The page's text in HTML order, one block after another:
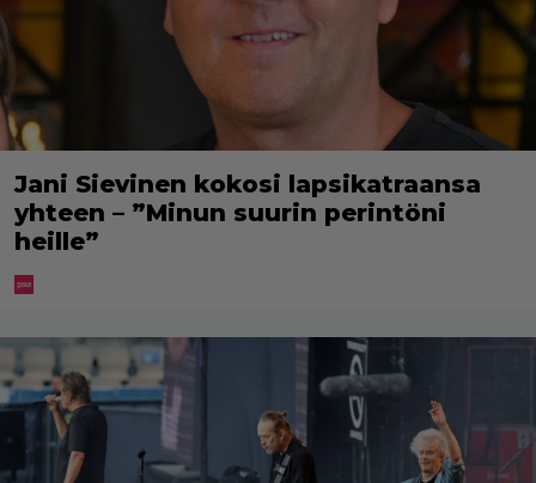
Jani Sievinen kokosi lapsikatraansa
yhteen – ”Minun suurin perintöni
heille”